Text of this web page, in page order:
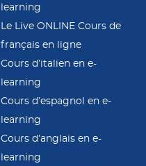
learning
Le Live ONLINE Cours de
français en ligne
Cours d’italien en e-
learning
Cours d’espagnol en e-
learning
Cours d’anglais en e-
learning